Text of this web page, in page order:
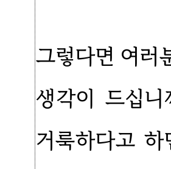
그렇다면 여
생각이 드십
거룩하다고